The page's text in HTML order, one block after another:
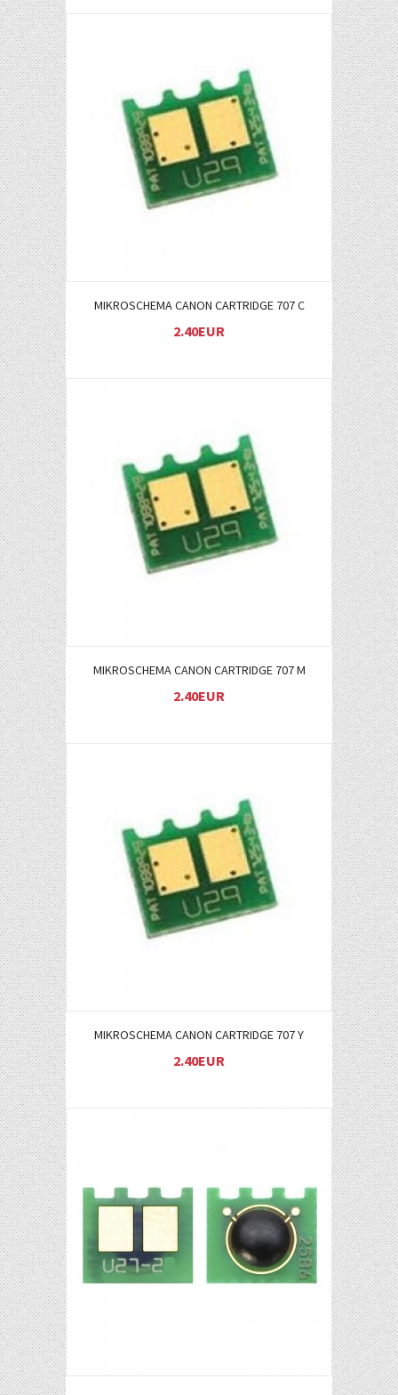
Į KREPŠELĮ
MIKROSCHEMA CANON CARTRIDGE 707 C
2.40EUR
Į KREPŠELĮ
MIKROSCHEMA CANON CARTRIDGE 707 M
2.40EUR
Į KREPŠELĮ
MIKROSCHEMA CANON CARTRIDGE 707 Y
2.40EUR
Į KREPŠELĮ